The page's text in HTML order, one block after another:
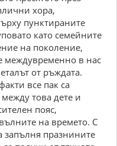
хора,
пунктираните
като семейните
на поколение,
междувременно в нас
от ръждата.
все пак са
това дете и
пояс,
на времето. С
запълня празнините